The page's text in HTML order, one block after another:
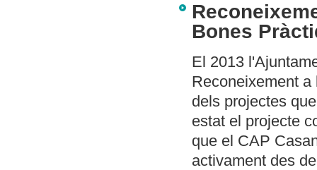
Bones
El 2013
Reconeixement
dels projectes
estat el projecte
que el CAP
activament des